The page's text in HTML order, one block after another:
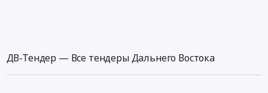
ДВ-Тендер — Все тендеры Дальнего Востока